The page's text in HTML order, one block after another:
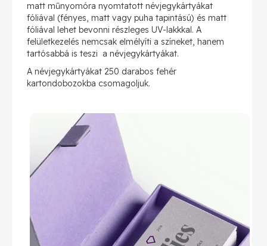
matt műnyomóra nyomtatott névjegykártyákat
fóliával (fényes, matt vagy puha tapintású) és matt
fóliával lehet bevonni részleges UV-lakkkal. A
felületkezelés nemcsak elmélyíti a színeket, hanem
tartósabbá is teszi a névjegykártyákat.
A névjegykártyákat 250 darabos fehér
kartondobozokba csomagoljuk.